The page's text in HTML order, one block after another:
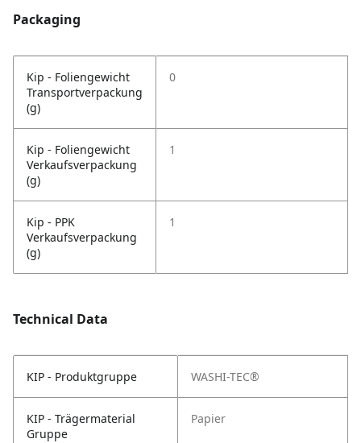
Packaging
Kip - Foliengewicht
Transportverpackung
(g)
0
Kip - Foliengewicht
Verkaufsverpackung
(g)
1
Kip - PPK
Verkaufsverpackung
(g)
1
Technical Data
KIP - Produktgruppe WASHI-TEC®
KIP - Trägermaterial
Gruppe
Papier